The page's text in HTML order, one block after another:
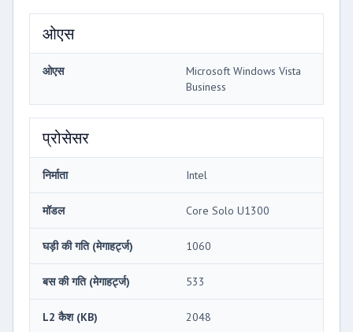
ओएस
ओएस
Microsoft Windows Vista
Business
प्रोसेसर
निर्माता Intel
मॉडल Core Solo U1300
घड़ी की गति (मेगाहर्ट्ज) 1060
बस की गति (मेगाहर्ट्ज) 533
L2 कैश (KB) 2048